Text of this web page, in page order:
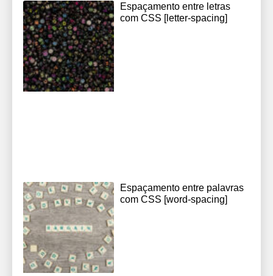
Espaçamento entre letras
com CSS [letter-spacing]
Espaçamento entre palavras
com CSS [word-spacing]